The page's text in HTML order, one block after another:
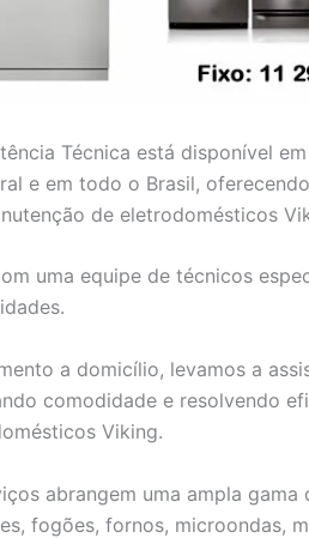
Técnica está disponível em
e em todo o Brasil,
de eletrodomésticos
uma equipe de técnicos
a domicílio, levamos a
comodidade e resolvendo
Viking.
abrangem uma ampla
fogões, fornos, microondas,